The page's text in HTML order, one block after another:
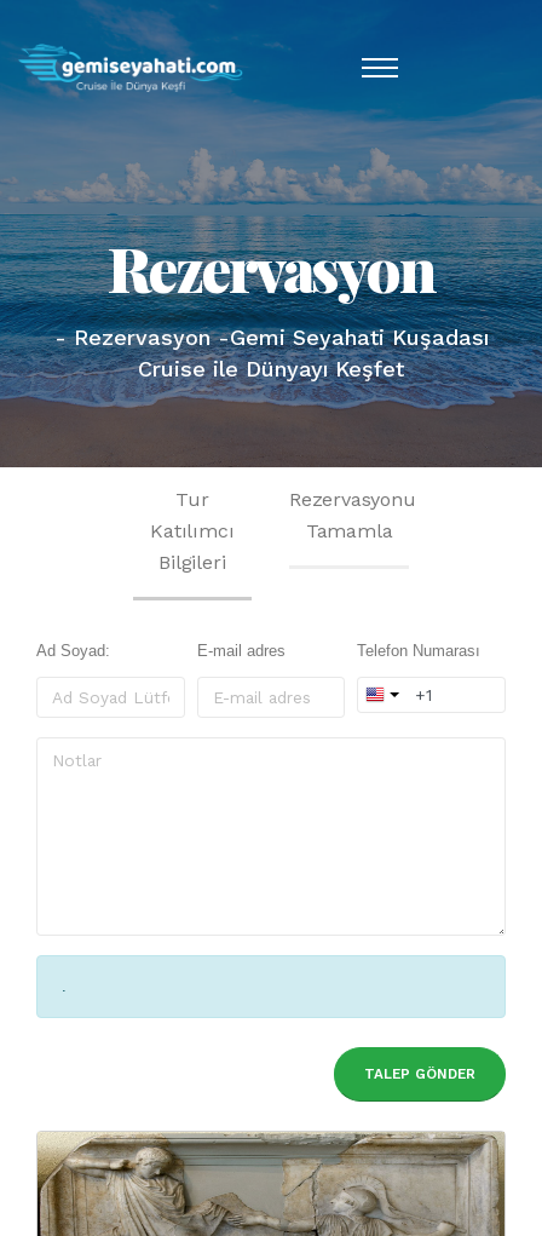
Rezervasyon
- Rezervasyon -Gemi Seyahati Kuşadası
Cruise ile Dünyayı Keşfet
Tur
Katılımcı
Bilgileri
Rezervasyonu
Tamamla
Ad Soyad: E-mail adres Telefon Numarası
.
TALEP GÖNDER